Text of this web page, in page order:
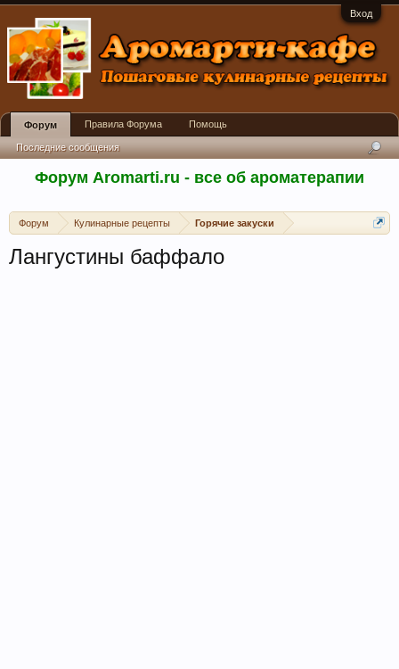
Вход
Форум Aromarti.ru - все об ароматерапии
Форум Кулинарные рецепты Горячие закуски
Лангустины баффало
Форум
Последние сообщения
Правила Форума Помощь